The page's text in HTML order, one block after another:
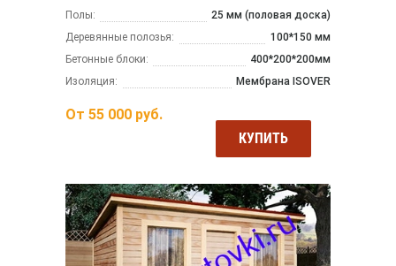
Полы:
25 мм (половая доска)
Деревянные полозья:
100*150 мм
Бетонные блоки:
400*200*200мм
Изоляция:
Мембрана ISOVER
От 55 000 руб.
КУПИТЬ